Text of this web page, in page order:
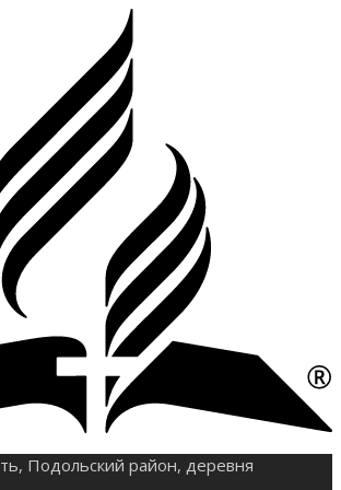
Подольский район, деревня